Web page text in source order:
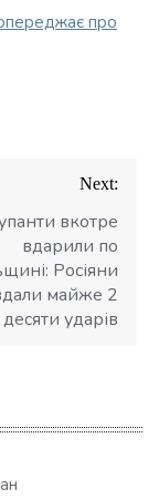
про
Next:
вкотре
вдарили по
Росіяни
майже 2
десяти ударів